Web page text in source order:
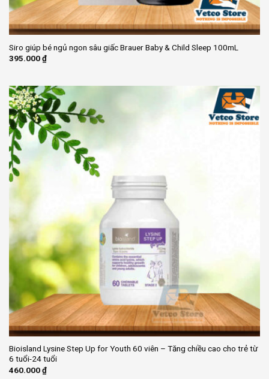
Siro giúp bé ngủ ngon sâu giấc Brauer Baby & Child Sleep 100mL
395.000₫
Bioisland Lysine Step Up for Youth 60 viên – Tăng chiều cao cho trẻ từ
6 tuổi-24 tuổi
460.000₫